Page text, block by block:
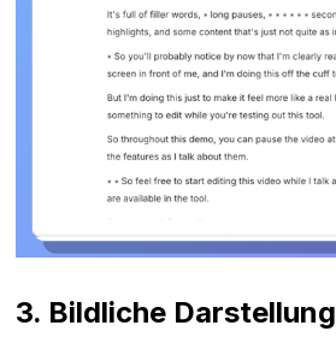
3. Bildliche Darstellung